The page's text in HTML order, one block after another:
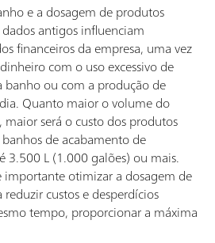
e a dosagem de produtos
antigos influenciam
financeiros da empresa, uma vez
com o uso excessivo de
ou com a produção de
Quanto maior o volume do
será o custo dos produtos
de acabamento de
3.500 L (1.000 galões) ou mais.
otimizar a dosagem de
custos e desperdícios
tempo, proporcionar a máxima